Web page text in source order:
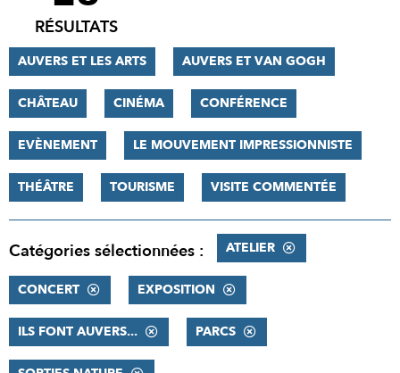
RÉSULTATS
RÉSULTATS
AUVERS ET LES ARTS AUVERS ET VAN GOGH
CHÂTEAU CINÉMA CONFÉRENCE
EVÈNEMENT LE MOUVEMENT IMPRESSIONNISTE
THÉÂTRE TOURISME VISITE COMMENTÉE
Catégories sélectionnées : ATELIER
CONCERT EXPOSITION
ILS FONT AUVERS... PARCS